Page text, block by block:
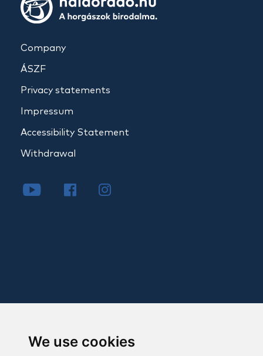
We use cookies
Company
ÁSZF
Privacy statements
Impressum
Accessibility Statement
Withdrawal